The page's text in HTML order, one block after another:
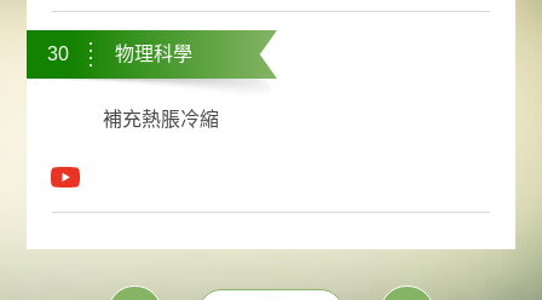
30 物理科學
補充熱脹冷縮